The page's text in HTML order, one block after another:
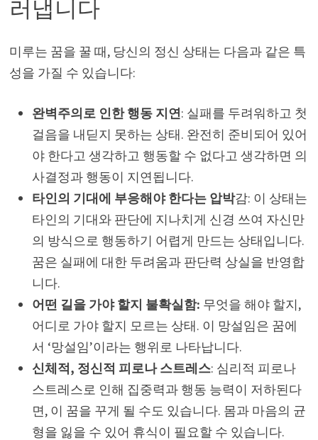
러냅니다
미루는 꿈을 꿀 때, 당신의 정신 상태는 다음과 같은 특
성을 가질 수 있습니다:
완벽주의로 인한 행동 지연: 실패를 두려워하고 첫
걸음을 내딛지 못하는 상태. 완전히 준비되어 있어
야 한다고 생각하고 행동할 수 없다고 생각하면 의
사결정과 행동이 지연됩니다.
타인의 기대에 부응해야 한다는 압박감: 이 상태는
타인의 기대와 판단에 지나치게 신경 쓰여 자신만
의 방식으로 행동하기 어렵게 만드는 상태입니다.
꿈은 실패에 대한 두려움과 판단력 상실을 반영합
니다.
어떤 길을 가야 할지 불확실함: 무엇을 해야 할지,
어디로 가야 할지 모르는 상태. 이 망설임은 꿈에
서 ‘망설임’이라는 행위로 나타납니다.
신체적, 정신적 피로나 스트레스: 심리적 피로나
스트레스로 인해 집중력과 행동 능력이 저하된다
면, 이 꿈을 꾸게 될 수도 있습니다. 몸과 마음의 균
형을 잃을 수 있어 휴식이 필요할 수 있습니다.